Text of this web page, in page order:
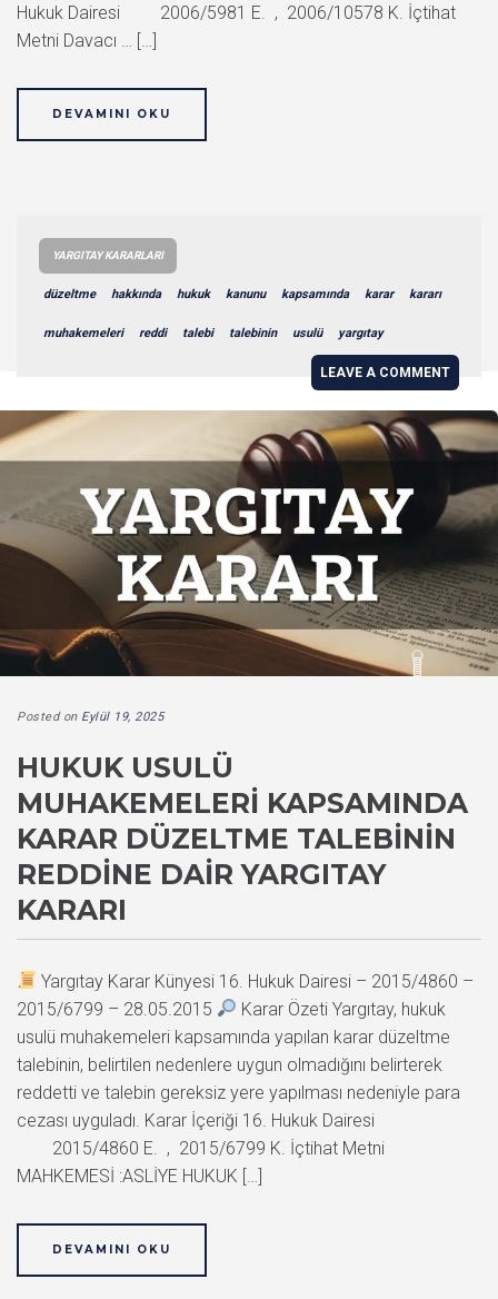
Hukuk Dairesi 2006/5981 E. , 2006/10578 K. İçtihat
Metni Davacı … […]
DEVAMINI OKU
YARGITAY KARARLARI
düzeltme hakkında hukuk kanunu kapsamında karar kararı
muhakemeleri reddi talebi talebinin usulü yargıtay
LEAVE A COMMENT
Posted on Eylül 19, 2025
HUKUK USULÜ
MUHAKEMELERI KAPSAMINDA
KARAR DÜZELTME TALEBININ
REDDINE DAIR YARGITAY
KARARI
Yargıtay Karar Künyesi 16. Hukuk Dairesi – 2015/4860 –
2015/6799 – 28.05.2015
Karar Özeti Yargıtay, hukuk
usulü muhakemeleri kapsamında yapılan karar düzeltme
talebinin, belirtilen nedenlere uygun olmadığını belirterek
reddetti ve talebin gereksiz yere yapılması nedeniyle para
cezası uyguladı. Karar İçeriği 16. Hukuk Dairesi
2015/4860 E. , 2015/6799 K. İçtihat Metni
MAHKEMESİ :ASLİYE HUKUK […]
DEVAMINI OKU